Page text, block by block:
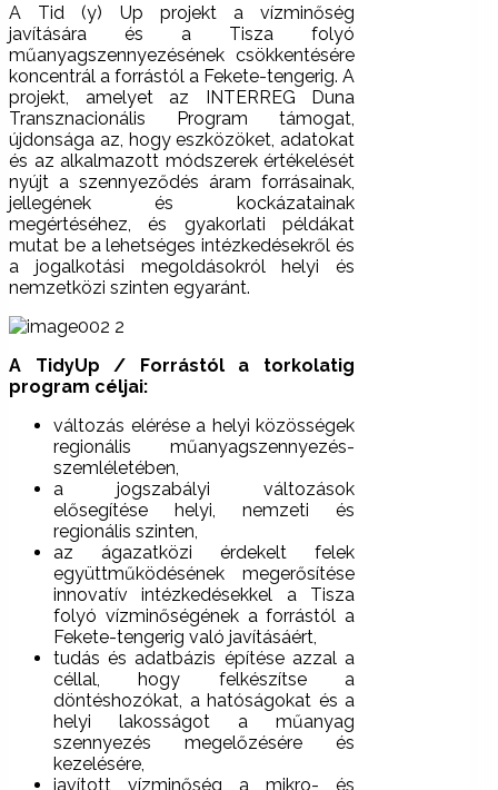
A Tid (y) Up projekt a vízminőség
javítására és a Tisza folyó
műanyagszennyezésének csökkentésére
koncentrál a forrástól a Fekete-tengerig. A
projekt, amelyet az INTERREG Duna
Transznacionális Program támogat,
újdonsága az, hogy eszközöket, adatokat
és az alkalmazott módszerek értékelését
nyújt a szennyeződés áram forrásainak,
jellegének és kockázatainak
megértéséhez, és gyakorlati példákat
mutat be a lehetséges intézkedésekről és
a jogalkotási megoldásokról helyi és
nemzetközi szinten egyaránt.
A TidyUp / Forrástól a torkolatig
program céljai:
változás elérése a helyi közösségek
regionális műanyagszennyezés-
szemléletében,
a jogszabályi változások
elősegítése helyi, nemzeti és
regionális szinten,
az ágazatközi érdekelt felek
együttműködésének megerősítése
innovatív intézkedésekkel a Tisza
folyó vízminőségének a forrástól a
Fekete-tengerig való javításáért,
tudás és adatbázis építése azzal a
céllal, hogy felkészítse a
döntéshozókat, a hatóságokat és a
helyi lakosságot a műanyag
szennyezés megelőzésére és
kezelésére,
javított vízminőség a mikro- és